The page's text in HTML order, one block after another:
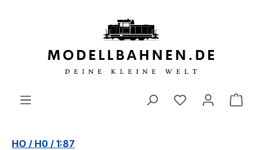
HO / H0 / 1:87